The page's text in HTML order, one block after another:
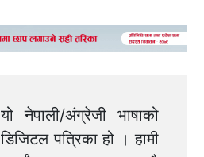
यो नेपाली/अंग्रेजी भाषाको
डिजिटल पत्रिका हो । हामी